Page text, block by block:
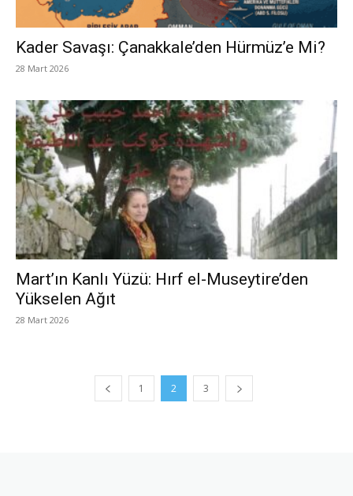
Kader Savaşı: Çanakkale’den Hürmüz’e Mi?
28 Mart 2026
Mart’ın Kanlı Yüzü: Hırf el-Museytire’den
Yükselen Ağıt
28 Mart 2026
1 2 3